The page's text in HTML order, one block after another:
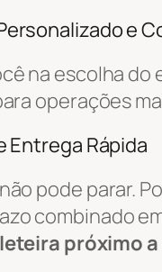
e
na escolha
operações
Entrega Rápida
pode parar.
combinado
próximo